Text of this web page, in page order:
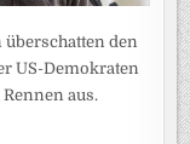
den
US-Demokraten
aus.